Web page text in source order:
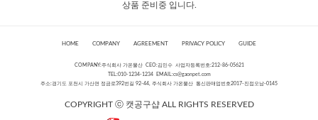
상품 준비중 입니다.
HOME COMPANY AGREEMENT PRIVACY POLICY GUIDE
COMPANY:주식회사 가온물산 CEO:김민수 사업자등록번호:212-86-05621
TEL:010-1234-1234 EMAIL:cs@gaonpet.com
주소:경기도 포천시 가산면 정금로392번길 92-44, 주식회사 가온물산 통신판매업번호2017-진접오남-0145
COPYRIGHT ⓒ 캣공구샵 ALL RIGHTS RESERVED